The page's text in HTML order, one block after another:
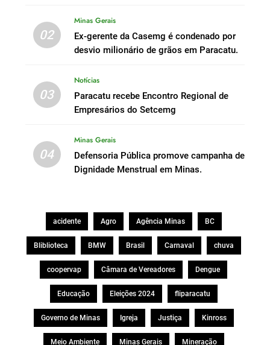
02
Minas Gerais
Ex-gerente da Casemg é condenado por
desvio milionário de grãos em Paracatu.
03
Notícias
Paracatu recebe Encontro Regional de
Empresários do Setcemg
04
Minas Gerais
Defensoria Pública promove campanha de
Dignidade Menstrual em Minas.
acidente Agro Agência Minas BC
Bliblioteca BMW Brasil Carnaval chuva
coopervap Câmara de Vereadores Dengue
Educação Eleições 2024 fliparacatu
Governo de Minas Igreja Justiça Kinross
Meio Ambiente Minas Gerais Mineração